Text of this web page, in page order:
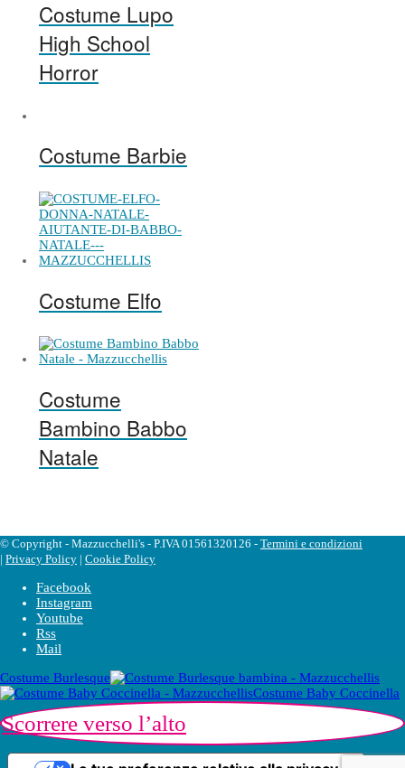
Costume Lupo
High School
Horror
Costume Barbie
Costume Elfo
Costume
Bambino Babbo
Natale
© Copyright - Mazzucchelli's - P.IVA 01561320126 - Termini e condizioni
| Privacy Policy | Cookie Policy
Facebook
Instagram
Youtube
Rss
Mail
Costume Burlesque
Costume Baby Coccinella
Scorrere verso l’alto